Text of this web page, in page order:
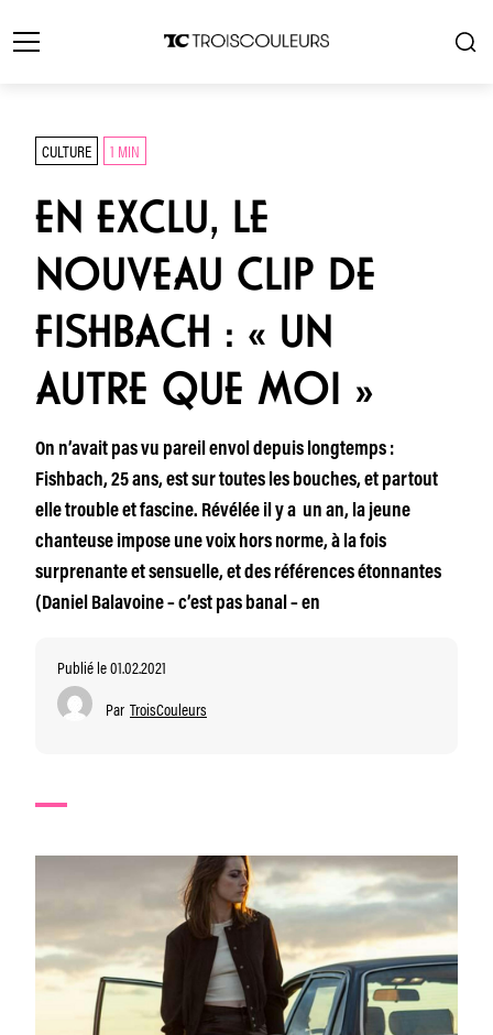
CULTURE 1 MIN
EN EXCLU, LE
NOUVEAU CLIP DE
FISHBACH : « UN
AUTRE QUE MOI »
On n’avait pas vu pareil envol depuis longtemps :
Fishbach, 25 ans, est sur toutes les bouches, et partout
elle trouble et fascine. Révélée il y a un an, la jeune
chanteuse impose une voix hors norme, à la fois
surprenante et sensuelle, et des références étonnantes
(Daniel Balavoine – c’est pas banal – en
Publié le 01.02.2021
Par TroisCouleurs